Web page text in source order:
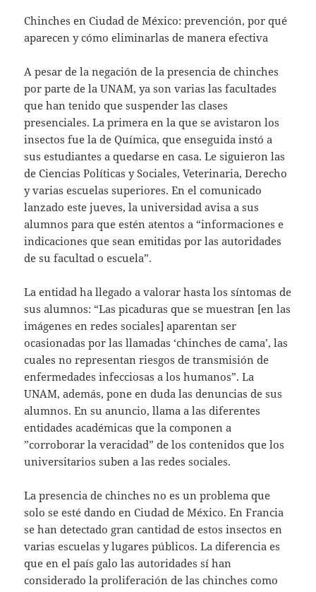
Chinches en Ciudad de México: prevención, por qué
aparecen y cómo eliminarlas de manera efectiva
A pesar de la negación de la presencia de chinches
por parte de la UNAM, ya son varias las facultades
que han tenido que suspender las clases
presenciales. La primera en la que se avistaron los
insectos fue la de Química, que enseguida instó a
sus estudiantes a quedarse en casa. Le siguieron las
de Ciencias Políticas y Sociales, Veterinaria, Derecho
y varias escuelas superiores. En el comunicado
lanzado este jueves, la universidad avisa a sus
alumnos para que estén atentos a “informaciones e
indicaciones que sean emitidas por las autoridades
de su facultad o escuela”.
La entidad ha llegado a valorar hasta los síntomas de
sus alumnos: “Las picaduras que se muestran [en las
imágenes en redes sociales] aparentan ser
ocasionadas por las llamadas ‘chinches de cama’, las
cuales no representan riesgos de transmisión de
enfermedades infecciosas a los humanos”. La
UNAM, además, pone en duda las denuncias de sus
alumnos. En su anuncio, llama a las diferentes
entidades académicas que la componen a
”corroborar la veracidad” de los contenidos que los
universitarios suben a las redes sociales.
La presencia de chinches no es un problema que
solo se esté dando en Ciudad de México. En Francia
se han detectado gran cantidad de estos insectos en
varias escuelas y lugares públicos. La diferencia es
que en el país galo las autoridades sí han
considerado la proliferación de las chinches como